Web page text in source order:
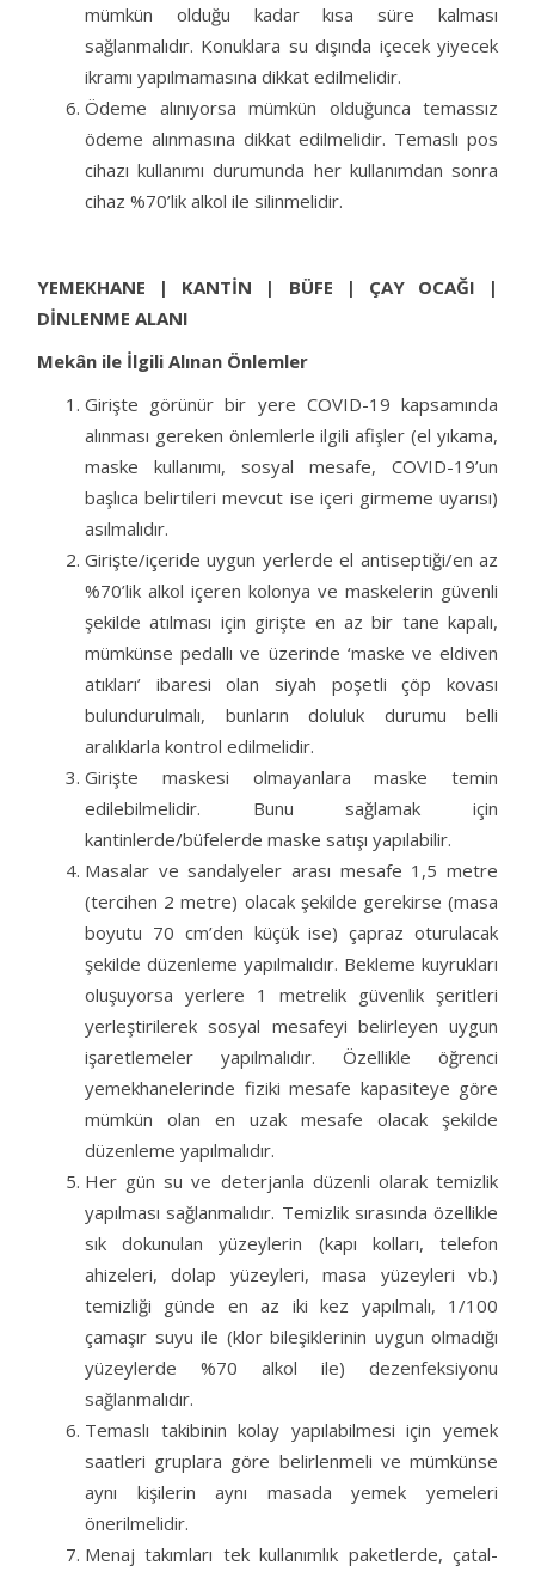
mümkün olduğu kadar kısa süre kalması
sağlanmalıdır. Konuklara su dışında içecek yiyecek
ikramı yapılmamasına dikkat edilmelidir.
Ödeme alınıyorsa mümkün olduğunca temassız
ödeme alınmasına dikkat edilmelidir. Temaslı pos
cihazı kullanımı durumunda her kullanımdan sonra
cihaz %70’lik alkol ile silinmelidir.
YEMEKHANE | KANTİN | BÜFE | ÇAY OCAĞI |
DİNLENME ALANI
Mekân ile İlgili Alınan Önlemler
Girişte görünür bir yere COVID-19 kapsamında
alınması gereken önlemlerle ilgili afişler (el yıkama,
maske kullanımı, sosyal mesafe, COVID-19’un
başlıca belirtileri mevcut ise içeri girmeme uyarısı)
asılmalıdır.
Girişte/içeride uygun yerlerde el antiseptiği/en az
%70’lik alkol içeren kolonya ve maskelerin güvenli
şekilde atılması için girişte en az bir tane kapalı,
mümkünse pedallı ve üzerinde ‘maske ve eldiven
atıkları’ ibaresi olan siyah poşetli çöp kovası
bulundurulmalı, bunların doluluk durumu belli
aralıklarla kontrol edilmelidir.
Girişte maskesi olmayanlara maske temin
edilebilmelidir. Bunu sağlamak için
kantinlerde/büfelerde maske satışı yapılabilir.
Masalar ve sandalyeler arası mesafe 1,5 metre
(tercihen 2 metre) olacak şekilde gerekirse (masa
boyutu 70 cm’den küçük ise) çapraz oturulacak
şekilde düzenleme yapılmalıdır. Bekleme kuyrukları
oluşuyorsa yerlere 1 metrelik güvenlik şeritleri
yerleştirilerek sosyal mesafeyi belirleyen uygun
işaretlemeler yapılmalıdır. Özellikle öğrenci
yemekhanelerinde fiziki mesafe kapasiteye göre
mümkün olan en uzak mesafe olacak şekilde
düzenleme yapılmalıdır.
Her gün su ve deterjanla düzenli olarak temizlik
yapılması sağlanmalıdır. Temizlik sırasında özellikle
sık dokunulan yüzeylerin (kapı kolları, telefon
ahizeleri, dolap yüzeyleri, masa yüzeyleri vb.)
temizliği günde en az iki kez yapılmalı, 1/100
çamaşır suyu ile (klor bileşiklerinin uygun olmadığı
yüzeylerde %70 alkol ile) dezenfeksiyonu
sağlanmalıdır.
Temaslı takibinin kolay yapılabilmesi için yemek
saatleri gruplara göre belirlenmeli ve mümkünse
aynı kişilerin aynı masada yemek yemeleri
önerilmelidir.
Menaj takımları tek kullanımlık paketlerde, çatal-